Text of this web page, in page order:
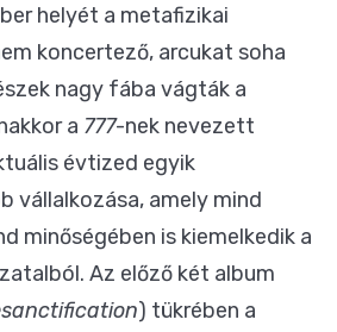
helyét a metafizikai
koncertező, arcukat soha
nagy fába vágták a
a 777-nek nevezett
évtized egyik
vállalkozása, amely mind
minőségében is kiemelkedik a
Az előző két album
) tükrében a